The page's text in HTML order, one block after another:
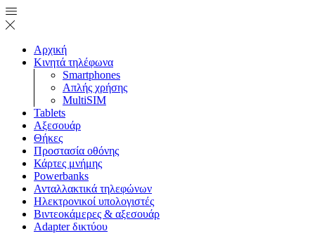
Αρχική
Κινητά τηλέφωνα
Smartphones
Απλής χρήσης
MultiSIM
Tablets
Αξεσουάρ
Θήκες
Προστασία οθόνης
Κάρτες μνήμης
Powerbanks
Ανταλλακτικά τηλεφώνων
Ηλεκτρονικοί υπολογιστές
Βιντεοκάμερες & αξεσουάρ
Adapter δικτύου